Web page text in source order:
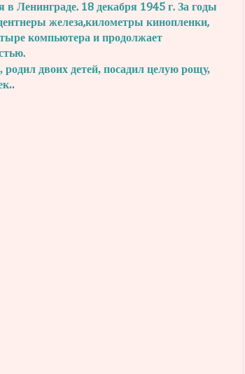
Ленинграде. 18 декабря 1945 г. За годы
железа,километры кинопленки,
компьютера и продолжает
двоих детей, посадил целую рощу,